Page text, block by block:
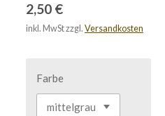
2,50 €
inkl. MwSt zzgl. Versandkosten
Farbe